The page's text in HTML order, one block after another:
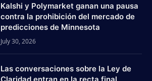
Kalshi y Polymarket ganan una pausa
contra la prohibición del mercado de
predicciones de Minnesota
July 30, 2026
Las conversaciones sobre la Ley de